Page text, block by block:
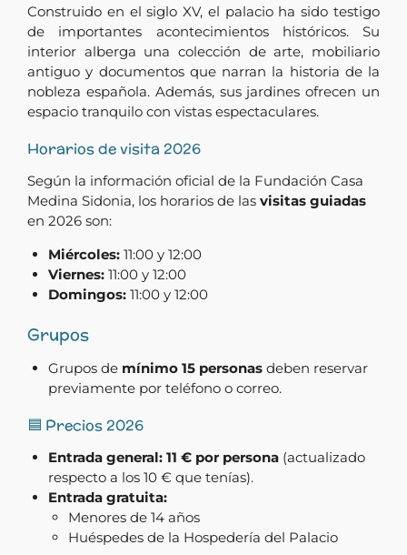
Construido en el siglo XV, el palacio ha sido testigo
de importantes acontecimientos históricos. Su
interior alberga una colección de arte, mobiliario
antiguo y documentos que narran la historia de la
nobleza española. Además, sus jardines ofrecen un
espacio tranquilo con vistas espectaculares.
Horarios de visita 2026
Según la información oficial de la Fundación Casa
Medina Sidonia, los horarios de las visitas guiadas
en 2026 son:
Miércoles:11:00 y 12:00
Viernes:11:00 y 12:00
Domingos:11:00 y 12:00
Grupos
Grupos de mínimo 15 personasdeben reservar
previamente por teléfono o correo.
🟦 Precios 2026
Entrada general: 11 € por persona(actualizado
respecto a los 10 € que tenías).
Entrada gratuita:
Menores de 14 años
Huéspedes de la Hospedería del Palacio